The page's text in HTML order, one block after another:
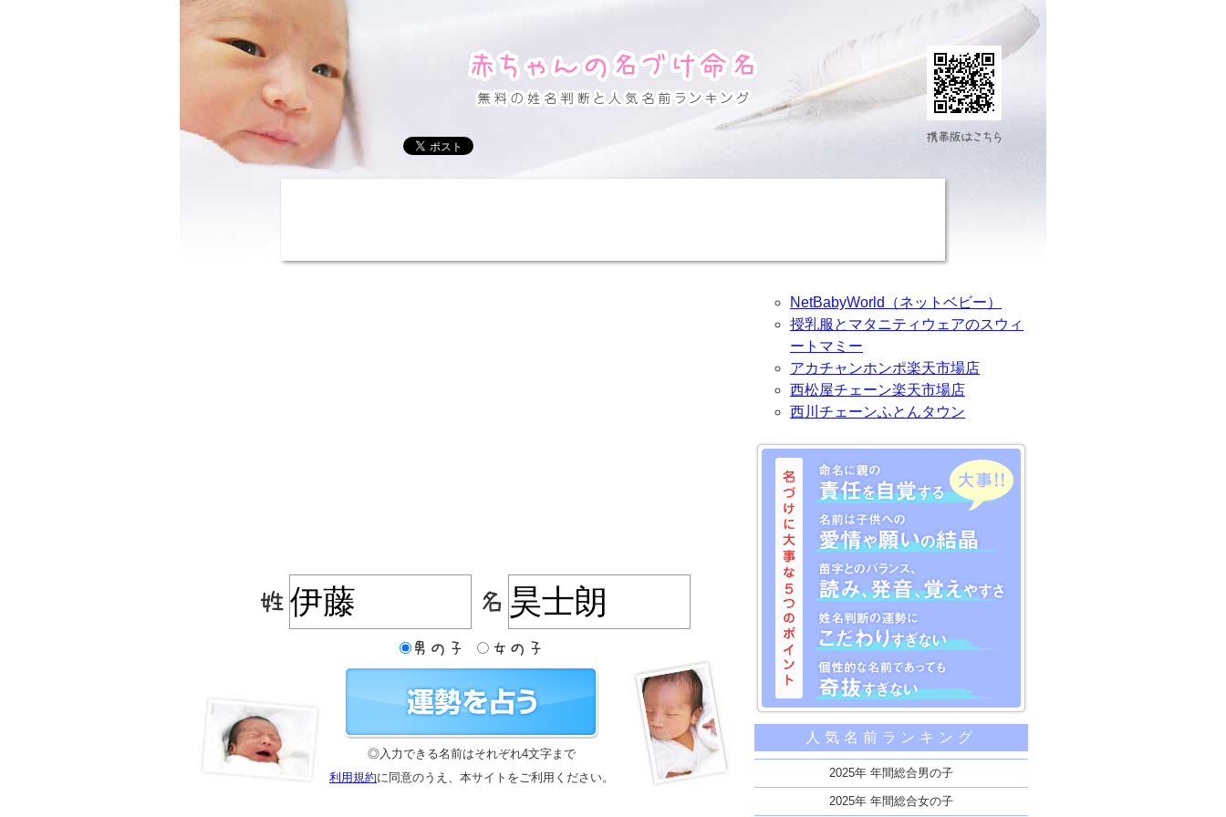
◎入力できる名前はそれぞれ4文字まで
利用規約に同意のうえ、本サイトをご利用ください。
NetBabyWorld（ネットベビー）
授乳服とマタニティウェアのスウィ
ートマミー
アカチャンホンポ楽天市場店
西松屋チェーン楽天市場店
西川チェーンふとんタウン
名づけに大事な5つのポイント
命名に親の責任を自覚する
名前は子供への愛情や願いの結晶
苗字とのバランス、読み、発音、覚えやすさ
姓名判断の運勢にこだわりすぎない
人気名前ランキング
2025年 年間総合男の子
2025年 年間総合女の子